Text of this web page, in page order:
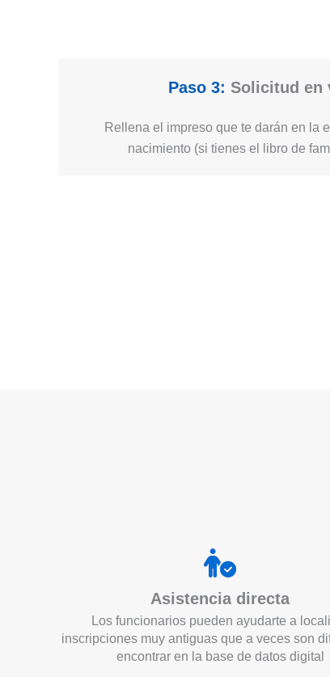
Paso 3: Solicitud en
Rellena el impreso que te darán en la
nacimiento (si tienes el libro de
Asistencia directa
Los funcionarios pueden ayudarte a
inscripciones muy antiguas que a veces son
encontrar en la base de datos digital